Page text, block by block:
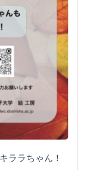
ララちゃん！